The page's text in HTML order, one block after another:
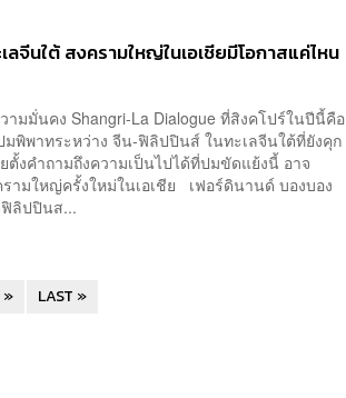
จีนใต้ สงครามใหญ่ในเอเชียมีโอกาสแค่ไหน
ามมั่นคง Shangri-La Dialogue ที่สิงคโปร์ในปีนี้คือ
มพิพาทระหว่าง จีน-ฟิลิปปินส์ ในทะเลจีนใต้ที่ยังคุก
ตั้งคำถามถึงความเป็นไปได้ที่ปมขัดแย้งนี้ อาจ
ามใหญ่ครั้งใหม่ในเอเชีย เฟอร์ดินานด์ บองบอง
ลิปปินส...
» LAST »